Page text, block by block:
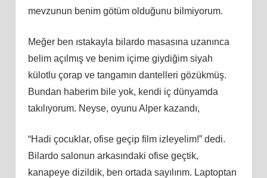
mevzunun benim götüm olduğunu bilmiyorum.
Meğer ben ıstakayla bilardo masasına uzanınca
belim açılmış ve benim içime giydiğim siyah
külotlu çorap ve tangamın dantelleri gözükmüş.
Bundan haberim bile yok, kendi iç dünyamda
takılıyorum. Neyse, oyunu Alper kazandı,
“Hadi çocuklar, ofise geçip film izleyelim!” dedi.
Bilardo salonun arkasındaki ofise geçtik,
kanapeye dizildik, ben ortada sayılırım. Laptoptan